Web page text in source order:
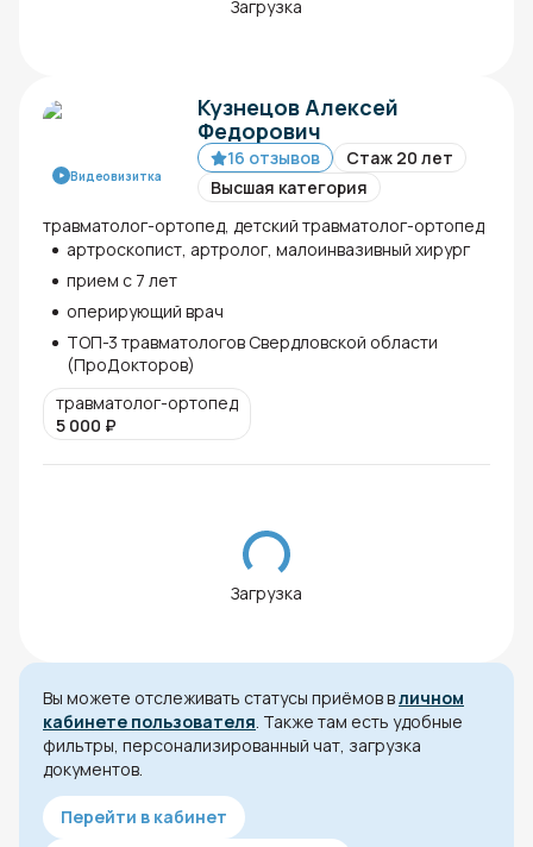
Загрузка
Видеовизитка
Кузнецов Алексей
Федорович
16 отзывов
Стаж 20 лет
Высшая категория
травматолог-ортопед, детский травматолог-ортопед
артроскопист, артролог, малоинвазивный хирург
прием с 7 лет
оперирующий врач
ТОП-3 травматологов Свердловской области
(ПроДокторов)
травматолог-ортопед
5 000 ₽
Загрузка
Вы можете отслеживать статусы приёмов вличном
кабинете пользователя. Также там есть удобные
фильтры, персонализированный чат, загрузка
документов.
Перейти в кабинет